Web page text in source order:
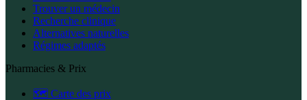
Trouver un médecin
Recherche clinique
Alternatives naturelles
Régimes adaptés
Pharmacies & Prix
🗺️ Carte des prix